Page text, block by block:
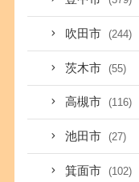
吹田市 (244)
茨木市 (55)
高槻市 (116)
池田市 (27)
箕面市 (102)